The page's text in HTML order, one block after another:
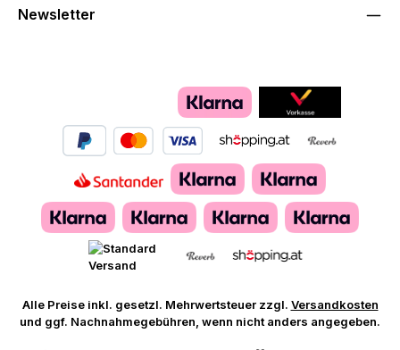
Newsletter
Alle Preise inkl. gesetzl. Mehrwertsteuer zzgl. Versandkosten
und ggf. Nachnahmegebühren, wenn nicht anders angegeben.